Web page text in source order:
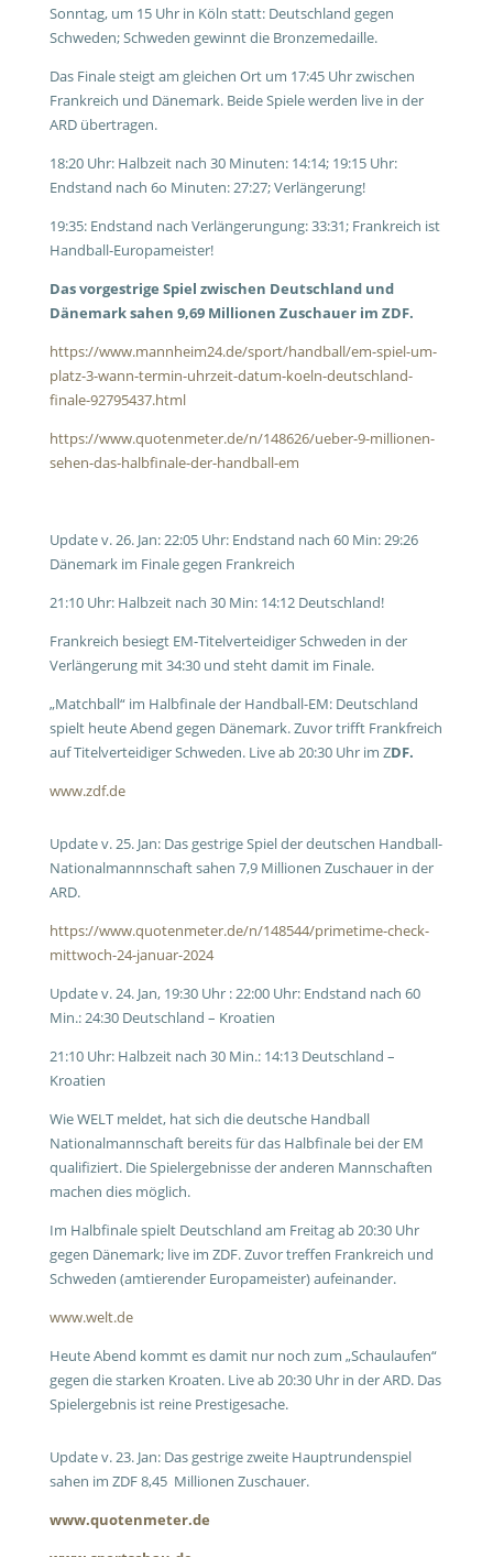
Sonntag, um 15 Uhr in Köln statt: Deutschland gegen
Schweden; Schweden gewinnt die Bronzemedaille.
Das Finale steigt am gleichen Ort um 17:45 Uhr zwischen
Frankreich und Dänemark. Beide Spiele werden live in der
ARD übertragen.
18:20 Uhr: Halbzeit nach 30 Minuten: 14:14; 19:15 Uhr:
Endstand nach 6o Minuten: 27:27; Verlängerung!
19:35: Endstand nach Verlängerungung: 33:31; Frankreich ist
Handball-Europameister!
Das vorgestrige Spiel zwischen Deutschland und
Dänemark sahen 9,69 Millionen Zuschauer im ZDF.
https://www.mannheim24.de/sport/handball/em-spiel-um-
platz-3-wann-termin-uhrzeit-datum-koeln-deutschland-
finale-92795437.html
https://www.quotenmeter.de/n/148626/ueber-9-millionen-
sehen-das-halbfinale-der-handball-em
Update v. 26. Jan: 22:05 Uhr: Endstand nach 60 Min: 29:26
Dänemark im Finale gegen Frankreich
21:10 Uhr: Halbzeit nach 30 Min: 14:12 Deutschland!
Frankreich besiegt EM-Titelverteidiger Schweden in der
Verlängerung mit 34:30 und steht damit im Finale.
„Matchball“ im Halbfinale der Handball-EM: Deutschland
spielt heute Abend gegen Dänemark. Zuvor trifft Frankfreich
auf Titelverteidiger Schweden. Live ab 20:30 Uhr im ZDF.
www.zdf.de
Update v. 25. Jan: Das gestrige Spiel der deutschen Handball-
Nationalmannnschaft sahen 7,9 Millionen Zuschauer in der
ARD.
https://www.quotenmeter.de/n/148544/primetime-check-
mittwoch-24-januar-2024
Update v. 24. Jan, 19:30 Uhr : 22:00 Uhr: Endstand nach 60
Min.: 24:30 Deutschland – Kroatien
21:10 Uhr: Halbzeit nach 30 Min.: 14:13 Deutschland –
Kroatien
Wie WELT meldet, hat sich die deutsche Handball
Nationalmannschaft bereits für das Halbfinale bei der EM
qualifiziert. Die Spielergebnisse der anderen Mannschaften
machen dies möglich.
Im Halbfinale spielt Deutschland am Freitag ab 20:30 Uhr
gegen Dänemark; live im ZDF. Zuvor treffen Frankreich und
Schweden (amtierender Europameister) aufeinander.
www.welt.de
Heute Abend kommt es damit nur noch zum „Schaulaufen“
gegen die starken Kroaten. Live ab 20:30 Uhr in der ARD. Das
Spielergebnis ist reine Prestigesache.
Update v. 23. Jan: Das gestrige zweite Hauptrundenspiel
sahen im ZDF 8,45 Millionen Zuschauer.
www.quotenmeter.de